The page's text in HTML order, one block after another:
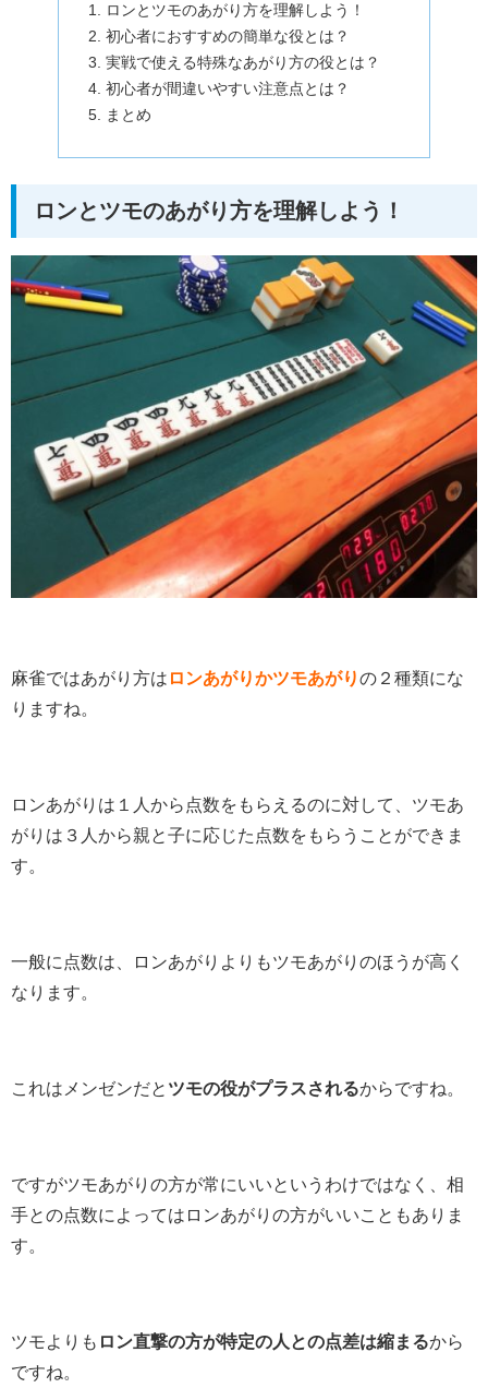
ロンとツモのあがり方を理解しよう！
初心者におすすめの簡単な役とは？
実戦で使える特殊なあがり方の役とは？
初心者が間違いやすい注意点とは？
まとめ
ロンとツモのあがり方を理解しよう！
麻雀ではあがり方は ロンあがりかツモあがりの２種類にな
りますね。
ロンあがりは１人から点数をもらえるのに対して、ツモあ
がりは３人から親と子に応じた点数をもらうことができま
す。
一般に点数は、ロンあがりよりもツモあがりのほうが高く
なります。
これはメンゼンだと ツモの役がプラスされるからですね。
ですがツモあがりの方が常にいいというわけではなく、相
手との点数によってはロンあがりの方がいいこともありま
す。
ツモよりも ロン直撃の方が特定の人との点差は縮まるから
ですね。